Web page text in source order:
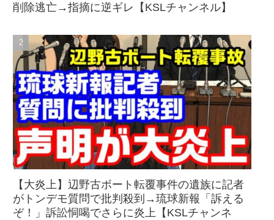
削除逃亡→指摘に逆ギレ【KSLチャンネル】
【大炎上】辺野古ボート転覆事件の遺族に記者
がトンデモ質問で批判殺到→琉球新報「訴える
ぞ！」訴訟恫喝でさらに炎上【KSLチャンネ